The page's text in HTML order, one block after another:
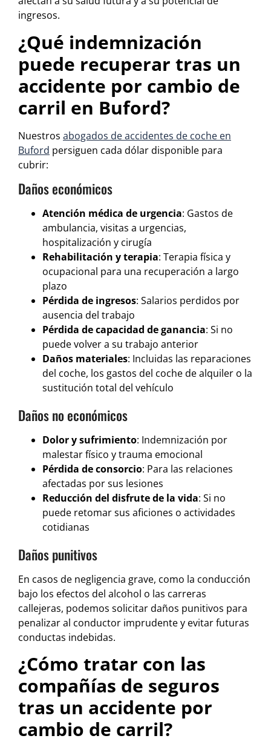
ingresos.
¿Qué indemnización
puede recuperar tras un
accidente por cambio de
carril en Buford?
Nuestros abogados de accidentes de coche en
Buford persiguen cada dólar disponible para
cubrir:
Daños económicos
Atención médica de urgencia: Gastos de
ambulancia, visitas a urgencias,
hospitalización y cirugía
Rehabilitación y terapia: Terapia física y
ocupacional para una recuperación a largo
plazo
Pérdida de ingresos: Salarios perdidos por
ausencia del trabajo
Pérdida de capacidad de ganancia: Si no
puede volver a su trabajo anterior
Daños materiales: Incluidas las reparaciones
del coche, los gastos del coche de alquiler o la
sustitución total del vehículo
Daños no económicos
Dolor y sufrimiento: Indemnización por
malestar físico y trauma emocional
Pérdida de consorcio: Para las relaciones
afectadas por sus lesiones
Reducción del disfrute de la vida: Si no
puede retomar sus aficiones o actividades
cotidianas
Daños punitivos
En casos de negligencia grave, como la conducción
bajo los efectos del alcohol o las carreras
callejeras, podemos solicitar daños punitivos para
penalizar al conductor imprudente y evitar futuras
conductas indebidas.
¿Cómo tratar con las
compañías de seguros
tras un accidente por
cambio de carril?